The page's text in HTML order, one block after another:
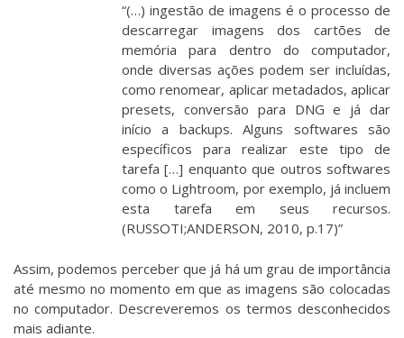
“(…) ingestão de imagens é o processo de
descarregar imagens dos cartões de
memória para dentro do computador,
onde diversas ações podem ser incluídas,
como renomear, aplicar metadados, aplicar
presets, conversão para DNG e já dar
início a backups. Alguns softwares são
específicos para realizar este tipo de
tarefa […] enquanto que outros softwares
como o Lightroom, por exemplo, já incluem
esta tarefa em seus recursos.
(RUSSOTI;ANDERSON, 2010, p.17)”
Assim, podemos perceber que já há um grau de importância
até mesmo no momento em que as imagens são colocadas
no computador. Descreveremos os termos desconhecidos
mais adiante.